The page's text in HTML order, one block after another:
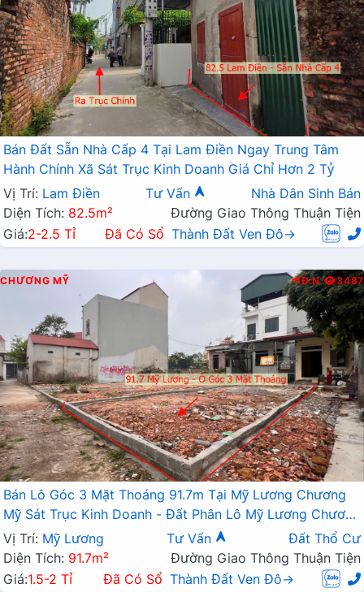
Bán Đất Sẵn Nhà Cấp 4 Tại Lam Điền Ngay Trung Tâm
Hành Chính Xã Sát Trục Kinh Doanh Giá Chỉ Hơn 2 Tỷ
Vị Trí: Lam Điền Tư Vấn
Nhà Dân Sinh Bán
Diện Tích: 82.5m²
Đường Giao Thông Thuận Tiện
Giá:2-2.5 Tỉ Đã Có Sổ Thành Đất Ven Đô→
CHƯƠNG MỸ Đ.N 3487
Bán Lô Góc 3 Mặt Thoáng 91.7m Tại Mỹ Lương Chương
Mỹ Sát Trục Kinh Doanh - Đất Phân Lô Mỹ Lương Chương
Mỹ
Vị Trí: Mỹ Lương Tư Vấn
Đất Thổ Cư
Diện Tích: 91.7m²
Đường Giao Thông Thuận Tiện
Giá:1.5-2 Tỉ Đã Có Sổ Thành Đất Ven Đô→